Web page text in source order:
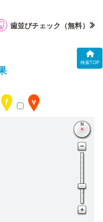
検索TOP
歯並びチェック （無料）